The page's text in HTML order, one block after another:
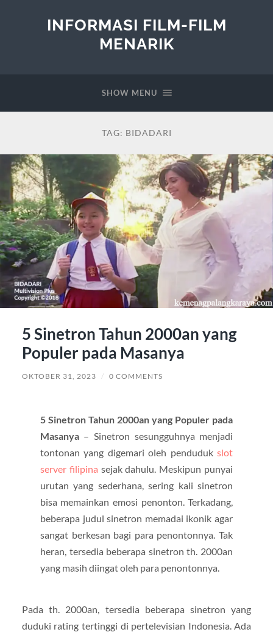
INFORMASI FILM-FILM
MENARIK
SHOW MENU
TAG: BIDADARI
5 Sinetron Tahun 2000an yang
Populer pada Masanya
OKTOBER 31, 2023 / 0 COMMENTS
5 Sinetron Tahun 2000an yang Populer pada
Masanya– Sinetron sesungguhnya menjadi
tontonan yang digemari oleh pendudukslot
server filipina sejak dahulu. Meskipun punyai
urutan yang sederhana, sering kali sinetron
bisa memainkan emosi penonton. Terkadang,
beberapa judul sinetron memadai ikonik agar
sangat berkesan bagi para penontonnya. Tak
heran, tersedia beberapa sinetron th. 2000an
yang masih diingat oleh para penontonnya.
Pada th. 2000an, tersedia beberapa sinetron yang
duduki rating tertinggi di pertelevisian Indonesia. Ada